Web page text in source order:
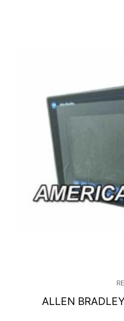
ALLEN